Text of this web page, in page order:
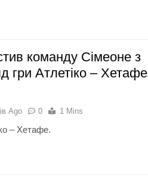
команду Сімеоне з
гри Атлетіко – Хетафе
Ago 0 1 Mins
– Хетафе.